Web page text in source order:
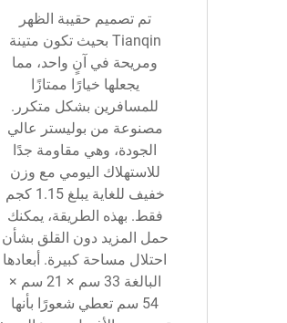
تم تصميم حقيبة الظهر
Tianqin بحيث تكون متينة
ومريحة في آنٍ واحد، مما
يجعلها خيارًا ممتازًا
للمسافرين بشكل متكرر.
مصنوعة من بوليستر عالي
الجودة، وهي مقاومة جدًا
للاستهلاك اليومي مع وزن
خفيف للغاية يبلغ 1.15 كجم
فقط. بهذه الطريقة، يمكنك
حمل المزيد دون القلق بشأن
احتلال مساحة كبيرة. أبعادها
البالغة 33 سم × 21 سم ×
54 سم تعطي شعورًا بأنها